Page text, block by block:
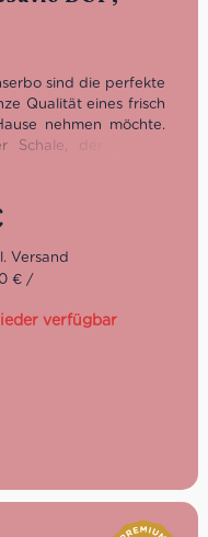
sind die perfekte
Qualität eines frisch
nehmen möchte.
Schale, der starken
Glas perfekt für eine
der keine ihrer
wird.
Vesuvio DOP
schon verrät, von den
. Inserbo ist dort der
wurde 1983
€ /
verfügbar